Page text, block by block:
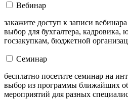
Вебинар
закажите доступ к записи
выбор для бухгалтера, кадровика,
госзакупкам, бюджетной
Семинар
бесплатно посетите семинар на
выбор из программы ближайших
мероприятий для разных